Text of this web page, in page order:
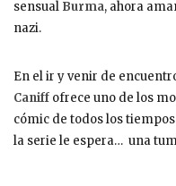
sensual Burma, ahora
nazi.
En el ir y venir de
Caniff ofrece uno de los
cómic de todos los
la serie le espera… una